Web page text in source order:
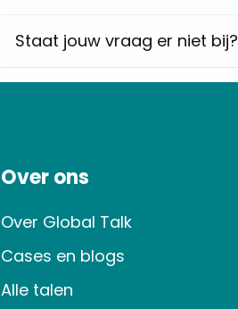
Staat jouw vraag er niet bij?
Over ons
Over Global Talk
Cases en blogs
Alle talen